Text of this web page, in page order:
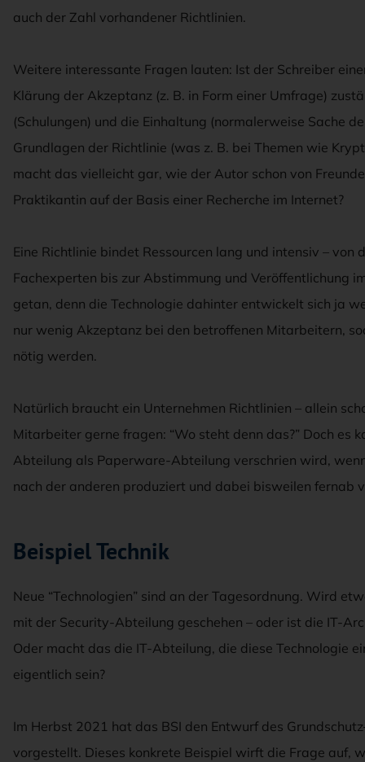
auch der Zahl vorhandener Richtlinien.
Weitere interessante Fragen lauten: Ist der Schreiber
Klärung der Akzeptanz (z. B. in Form einer Umfrage)
(Schulungen) und die Einhaltung (normalerweise Sache
Grundlagen der Richtlinie (was z. B. bei Themen wie
macht das vielleicht gar, wie der Autor schon von
Praktikantin auf der Basis einer Recherche im Internet?
Eine Richtlinie bindet Ressourcen lang und intensiv – von
Fachexperten bis zur Abstimmung und Veröffentlichung
getan, denn die Technologie dahinter entwickelt sich ja
nur wenig Akzeptanz bei den betroffenen Mitarbeitern,
nötig werden.
Natürlich braucht ein Unternehmen Richtlinien – allein
Mitarbeiter gerne fragen: “Wo steht denn das?” Doch es
Abteilung als Paperware-Abteilung verschrien wird,
nach der anderen produziert und dabei bisweilen fernab
Beispiel Technik
Neue “Technologien” sind an der Tagesordnung. Wird
mit der Security-Abteilung geschehen – oder ist die IT-
Oder macht das die IT-Abteilung, die diese Technologie
eigentlich sein?
Im Herbst 2021 hat das BSI den Entwurf des
vorgestellt. Dieses konkrete Beispiel wirft die Frage auf,